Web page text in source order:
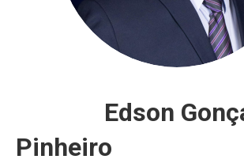
Edson
Pinheiro